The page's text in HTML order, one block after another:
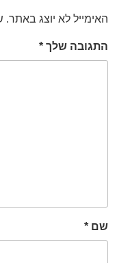
האימייל לא יוצג באתר.
התגובה שלך *
שם *